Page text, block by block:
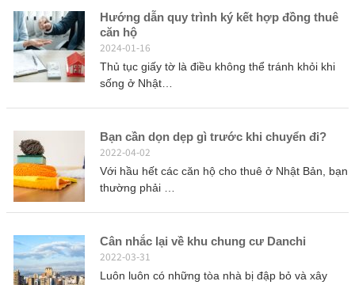
Hướng dẫn quy trình ký kết hợp đồng thuê
căn hộ
2024-01-16
Thủ tục giấy tờ là điều không thể tránh khỏi khi
sống ở Nhật…
Bạn cần dọn dẹp gì trước khi chuyển đi?
2022-04-02
Với hầu hết các căn hộ cho thuê ở Nhật Bản, bạn
thường phải …
Cân nhắc lại về khu chung cư Danchi
2022-03-31
Luôn luôn có những tòa nhà bị đập bỏ và xây